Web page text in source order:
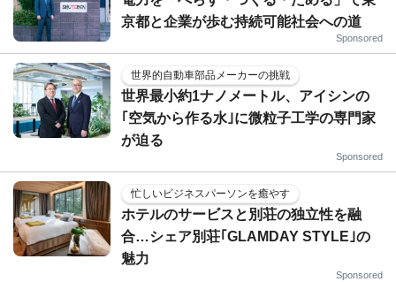
京都と企業が歩む持続可能社会への道
Sponsored
世界的自動車部品メーカーの挑戦
世界最小約1ナノメートル、アイシンの
｢空気から作る水｣に微粒子工学の専門家
が迫る
Sponsored
忙しいビジネスパーソンを癒やす
ホテルのサービスと別荘の独立性を融
合…シェア別荘｢GLAMDAY STYLE｣の
魅力
Sponsored